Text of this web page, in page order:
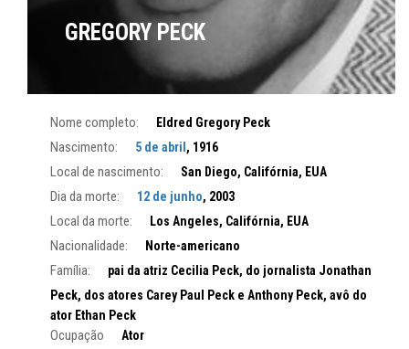
GREGORY PECK
Nome completo: Eldred Gregory Peck
Nascimento: 5 de abril , 1916
Local de nascimento: San Diego, Califórnia, EUA
Dia da morte: 12 de junho, 2003
Local da morte: Los Angeles, Califórnia, EUA
Nacionalidade: Norte-americano
Família:
pai da atriz Cecilia Peck, do jornalista Jonathan
Peck, dos atores Carey Paul Peck e Anthony Peck, avô do
ator Ethan Peck
Ocupação Ator